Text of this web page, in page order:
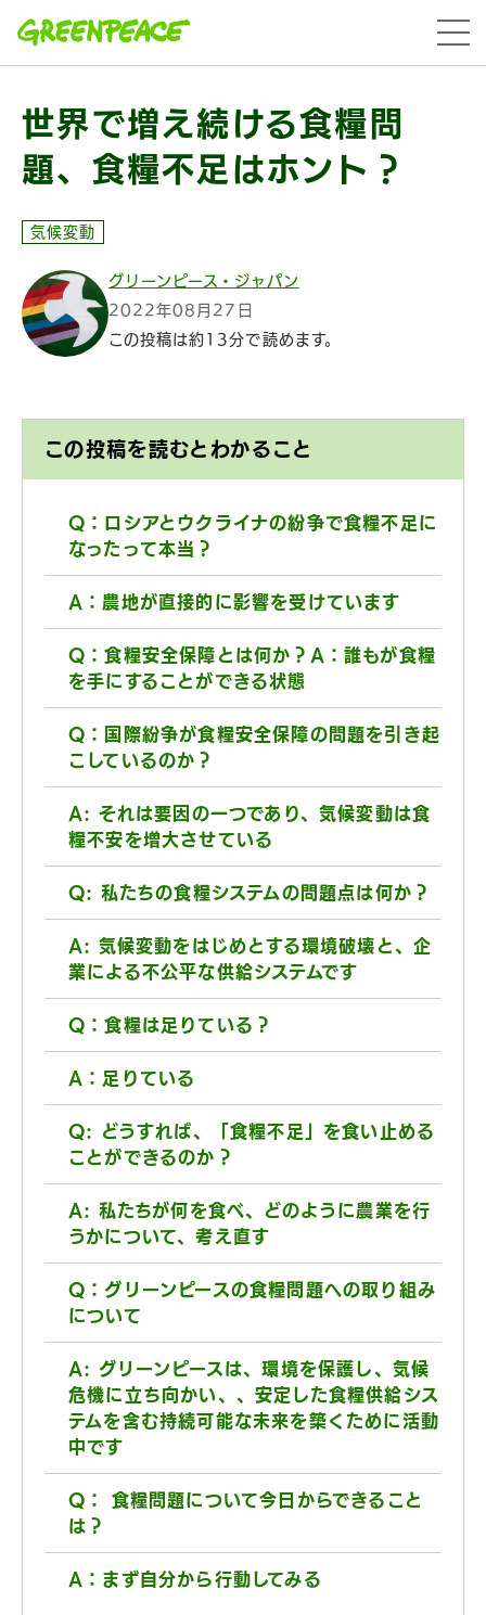
menu
世界で増え続ける食糧問
題、食糧不足はホント？
気候変動
グリーンピース・ジャパン
2022年08月27日
この投稿は約13分で読めます。
この投稿を読むとわかること
Q：ロシアとウクライナの紛争で食糧不足に
なったって本当？
A：農地が直接的に影響を受けています
Q：食糧安全保障とは何か？A：誰もが食糧
を手にすることができる状態
Q：国際紛争が食糧安全保障の問題を引き起
こしているのか？
A: それは要因の一つであり、気候変動は食
糧不安を増大させている
Q: 私たちの食糧システムの問題点は何か？
A: 気候変動をはじめとする環境破壊と、企
業による不公平な供給システムです
Q：食糧は足りている？
A：足りている
Q: どうすれば、「食糧不足」を食い止める
ことができるのか？
A: 私たちが何を食べ、どのように農業を行
うかについて、考え直す
Q：グリーンピースの食糧問題への取り組み
について
A: グリーンピースは、環境を保護し、気候
危機に立ち向かい、、安定した食糧供給シス
テムを含む持続可能な未来を築くために活動
中です
Q： 食糧問題について今日からできること
は？
A：まず自分から行動してみる